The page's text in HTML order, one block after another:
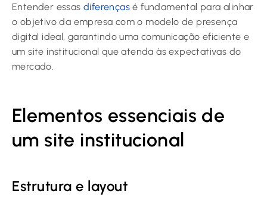
Entender essasdiferenças é fundamental para alinhar
o objetivo da empresa com o modelo de presença
digital ideal, garantindo uma comunicação eficiente e
um site institucional que atenda às expectativas do
mercado.
Elementos essenciais de
um site institucional
Estrutura e layout